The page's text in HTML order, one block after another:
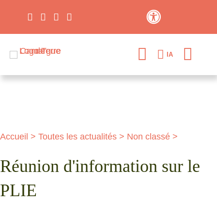
IA
Accueil > Toutes les actualités > Non classé >
Réunion d'information sur le
PLIE